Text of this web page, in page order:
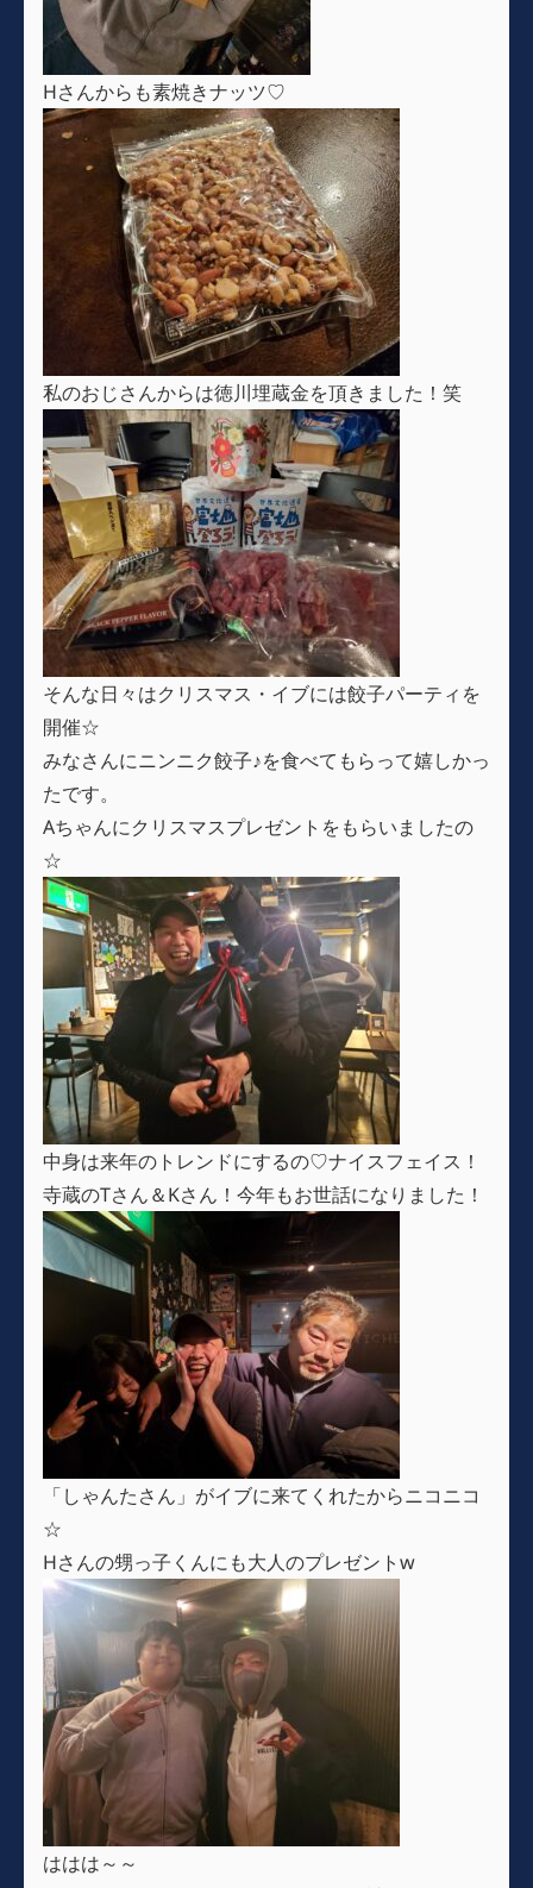
Hさんからも素焼きナッツ♡
私のおじさんからは徳川埋蔵金を頂きました！笑
そんな日々はクリスマス・イブには餃子パーティを
開催☆
みなさんにニンニク餃子♪を食べてもらって嬉しかっ
たです。
Aちゃんにクリスマスプレゼントをもらいましたの
☆
中身は来年のトレンドにするの♡ナイスフェイス！
寺蔵のTさん＆Kさん！今年もお世話になりました！
「しゃんたさん」がイブに来てくれたからニコニコ
☆
Hさんの甥っ子くんにも大人のプレゼントw
ははは～～